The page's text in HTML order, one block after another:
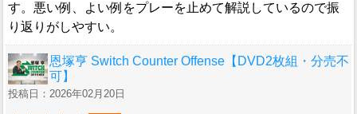
す。悪い例、よい例をプレーを止めて解説しているので振
り返りがしやすい。
恩塚亨 Switch Counter Offense【DVD2枚組・分売不
可】
投稿日：2026年02月20日